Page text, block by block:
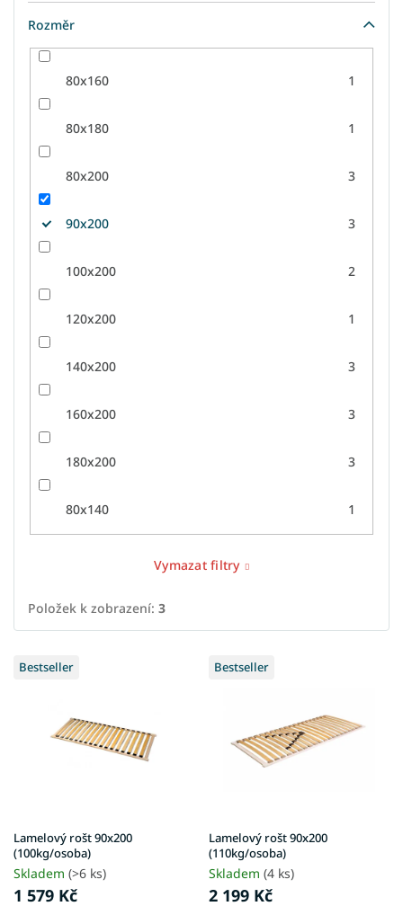
Rozměr
80x160 1
80x180 1
80x200 3
90x200 3
100x200 2
120x200 1
140x200 3
160x200 3
180x200 3
80x140 1
Vymazat filtry
Položek k zobrazení: 3
V
ý
u
k
t
ů
Bestseller
Lamelový rošt 90x200
(100kg/osoba)
Skladem (>6 ks)
1 579 Kč
Bestseller
Lamelový rošt 90x200
(110kg/osoba)
Skladem (4 ks)
2 199 Kč